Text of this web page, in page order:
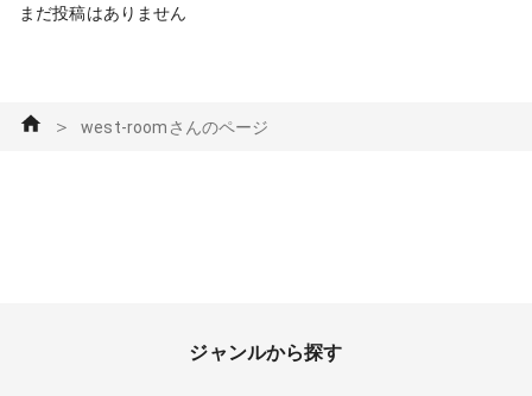
まだ投稿はありません
＞ west-roomさんのページ
ジャンルから探す